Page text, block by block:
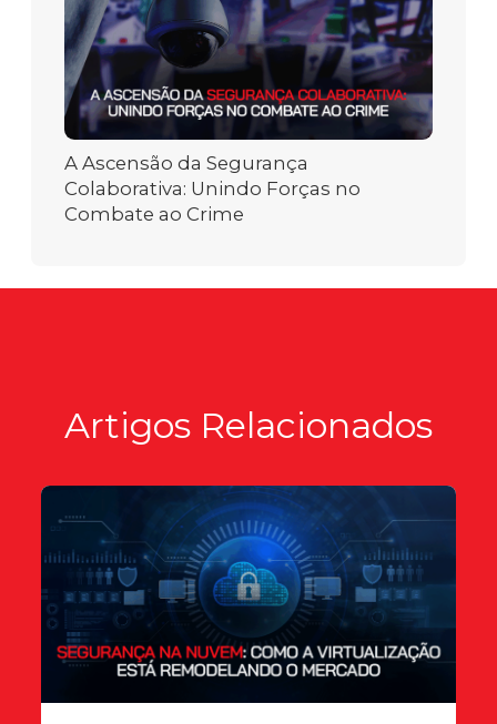
A Ascensão da Segurança
Colaborativa: Unindo Forças no
Combate ao Crime
Artigos Relacionados